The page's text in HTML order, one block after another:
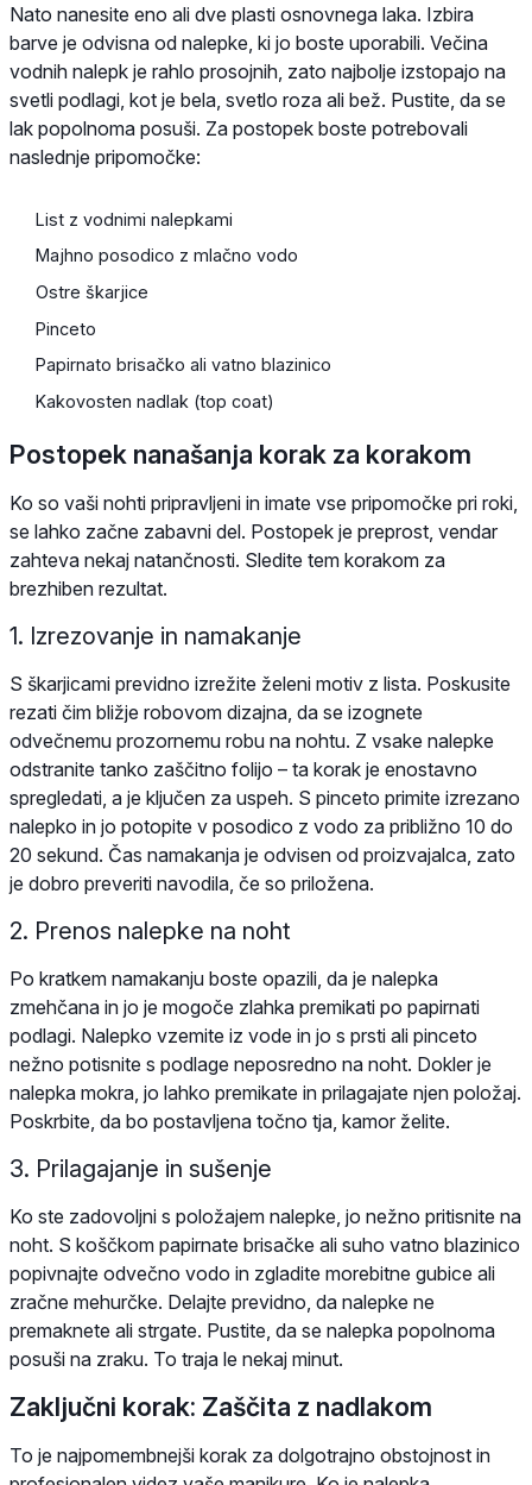
Nato nanesite eno ali dve plasti osnovnega laka. Izbira
barve je odvisna od nalepke, ki jo boste uporabili. Večina
vodnih nalepk je rahlo prosojnih, zato najbolje izstopajo na
svetli podlagi, kot je bela, svetlo roza ali bež. Pustite, da se
lak popolnoma posuši. Za postopek boste potrebovali
naslednje pripomočke:
List z vodnimi nalepkami
Majhno posodico z mlačno vodo
Ostre škarjice
Pinceto
Papirnato brisačko ali vatno blazinico
Kakovosten nadlak (top coat)
Postopek nanašanja korak za korakom
Ko so vaši nohti pripravljeni in imate vse pripomočke pri roki,
se lahko začne zabavni del. Postopek je preprost, vendar
zahteva nekaj natančnosti. Sledite tem korakom za
brezhiben rezultat.
1. Izrezovanje in namakanje
S škarjicami previdno izrežite želeni motiv z lista. Poskusite
rezati čim bližje robovom dizajna, da se izognete
odvečnemu prozornemu robu na nohtu. Z vsake nalepke
odstranite tanko zaščitno folijo – ta korak je enostavno
spregledati, a je ključen za uspeh. S pinceto primite izrezano
nalepko in jo potopite v posodico z vodo za približno 10 do
20 sekund. Čas namakanja je odvisen od proizvajalca, zato
je dobro preveriti navodila, če so priložena.
2. Prenos nalepke na noht
Po kratkem namakanju boste opazili, da je nalepka
zmehčana in jo je mogoče zlahka premikati po papirnati
podlagi. Nalepko vzemite iz vode in jo s prsti ali pinceto
nežno potisnite s podlage neposredno na noht. Dokler je
nalepka mokra, jo lahko premikate in prilagajate njen položaj.
Poskrbite, da bo postavljena točno tja, kamor želite.
3. Prilagajanje in sušenje
Ko ste zadovoljni s položajem nalepke, jo nežno pritisnite na
noht. S koščkom papirnate brisačke ali suho vatno blazinico
popivnajte odvečno vodo in zgladite morebitne gubice ali
zračne mehurčke. Delajte previdno, da nalepke ne
premaknete ali strgate. Pustite, da se nalepka popolnoma
posuši na zraku. To traja le nekaj minut.
Zaključni korak: Zaščita z nadlakom
To je najpomembnejši korak za dolgotrajno obstojnost in